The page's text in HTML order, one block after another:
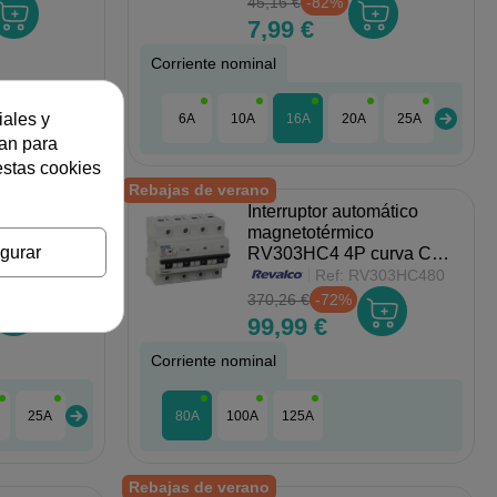
32A 63A
7,99 €
Corriente nominal
6A 10A 16A 20A 25A 32A
NDN 4P
25A 32A 50A 63A
Rebajas de verano
Interruptor automático
magnetotérmico
RV303HC4 4P curva C
10kA Revalco
Ref: RV303HC480
370,26 € -72%
99,99 €
Corriente nominal
80A 100A 125A
Rebajas de verano
y
para
cookies